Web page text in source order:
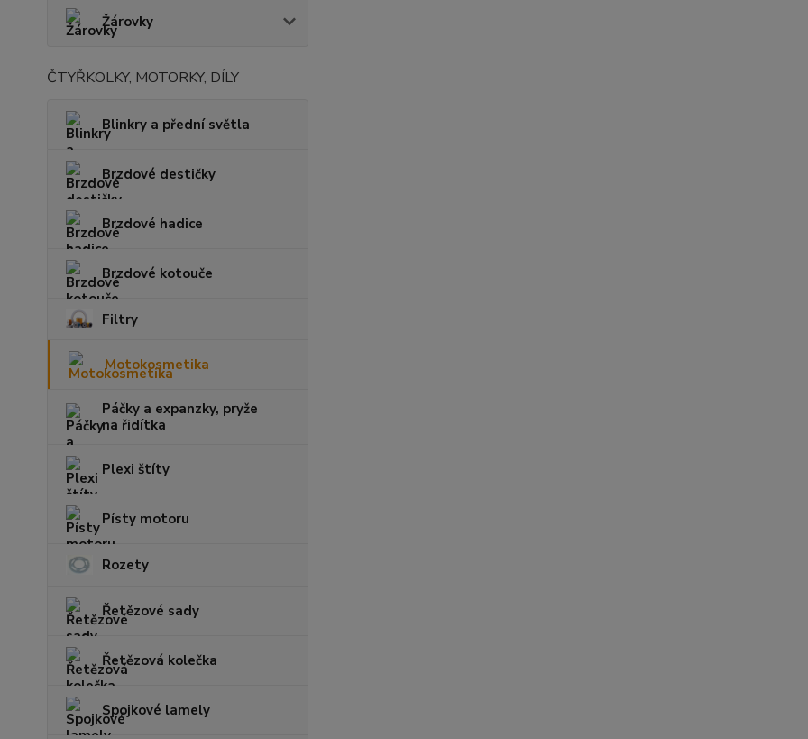
Žárovky
ČTYŘKOLKY, MOTORKY, DÍLY
Blinkry a přední světla
Brzdové destičky
Brzdové hadice
Brzdové kotouče
Filtry
Motokosmetika
Páčky a expanzky, pryže
na řidítka
Plexi štíty
Písty motoru
Rozety
Řetězové sady
Řetězová kolečka
Spojkové lamely